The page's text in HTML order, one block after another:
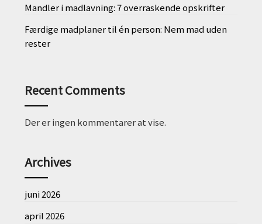
Mandler i madlavning: 7 overraskende opskrifter
Færdige madplaner til én person: Nem mad uden
rester
Recent Comments
Der er ingen kommentarer at vise.
Archives
juni 2026
april 2026